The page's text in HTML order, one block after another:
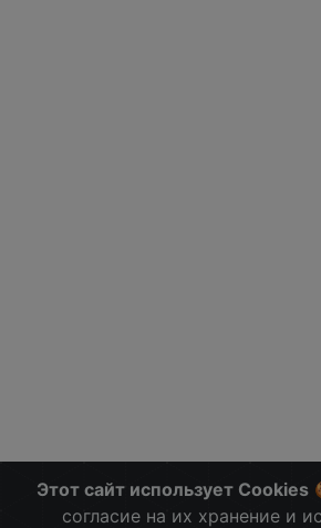
Этот сайт использует Cookies
согласие на их хранение и